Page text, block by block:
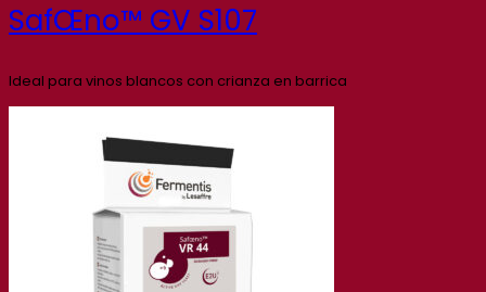
SafŒno™ GV S107
Ideal para vinos blancos con crianza en barrica